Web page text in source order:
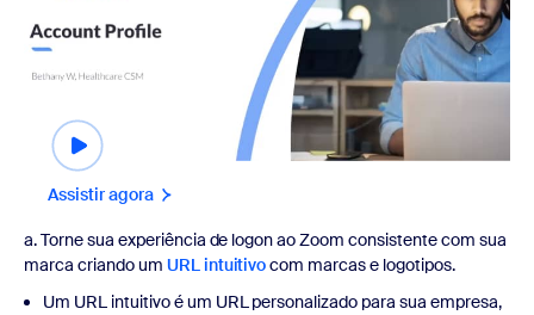
a. Torne sua experiência de logon ao Zoom consistente com sua
marca criando um URL intuitivocom marcas e logotipos.
Um URL intuitivo é um URL personalizado para sua empresa,
Assistir agora